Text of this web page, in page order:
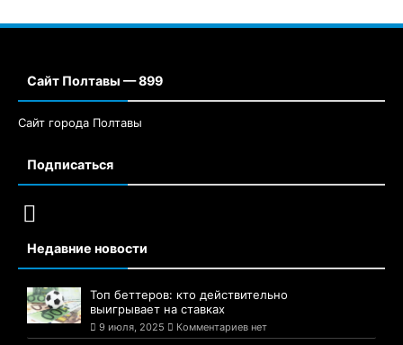
Сайт Полтавы — 899
Сайт города Полтавы
Подписаться
Недавние новости
Топ беттеров: кто действительно
выигрывает на ставках
9 июля, 2025 Комментариев нет